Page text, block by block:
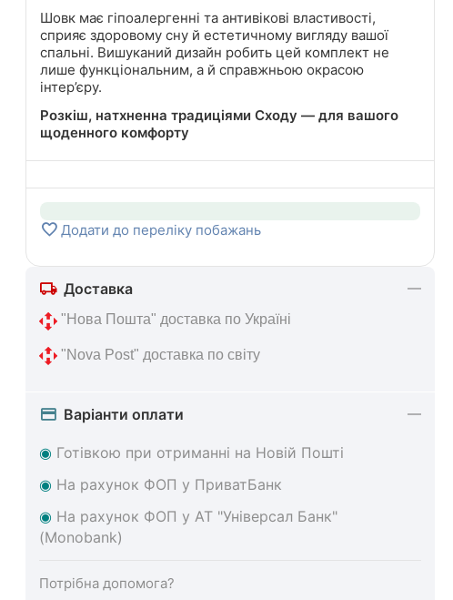
Шовк має гіпоалергенні та антивікові властивості,
сприяє здоровому сну й естетичному вигляду вашої
спальні. Вишуканий дизайн робить цей комплект не
лише функціональним, а й справжньою окрасою
інтер’єру.
Розкіш, натхненна традиціями Сходу — для вашого
щоденного комфорту
Додати до переліку побажань
Доставка
"Нова Пошта" доставка по Україні
"Nova Post" доставка по світу
Варіанти оплати
◉ Готівкою при отриманні на Новій Пошті
◉ На рахунок ФОП у ПриватБанк
◉ На рахунок ФОП у АТ "Універсал Банк"
(Monobank)
Потрібна допомога?